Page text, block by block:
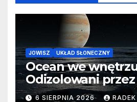
JOWISZ UKŁAD SŁONECZNY
Ocean we
Odizolowani
barierę
6 SIERPNIA 2026